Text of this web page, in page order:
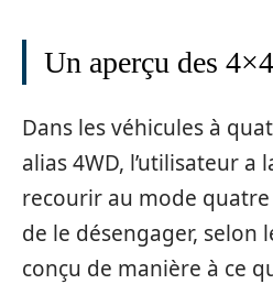
Un aperçu des 4×4
Dans les véhicules à
alias 4WD, l’utilisateur a
recourir au mode
de le désengager, selon
conçu de manière à ce